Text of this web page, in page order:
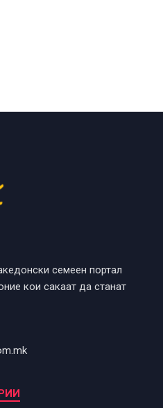
семеен портал
кои сакаат да станат